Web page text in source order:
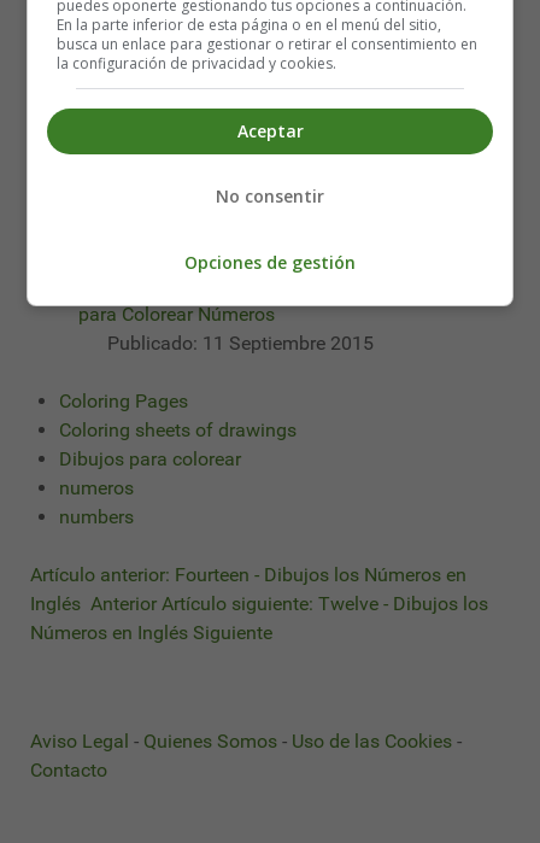
Láminas para Colorear en Inglés
Números
13. Thirteen.
primero en el PC.
para Colorear Números
Publicado: 11 Septiembre 2015
Coloring Pages
Coloring sheets of drawings
Dibujos para colorear
numeros
numbers
Artículo anterior: Fourteen - Dibujos los Números en
Inglés Anterior Artículo siguiente: Twelve - Dibujos los
Números en Inglés Siguiente
Aviso Legal - Quienes Somos - Uso de las Cookies -
Contacto
puedes oponerte gestionando tus opciones a continuación.
En la parte inferior de esta página o en el menú del sitio,
busca un enlace para gestionar o retirar el consentimiento en
la configuración de privacidad y cookies.
Aceptar
No consentir
Opciones de gestión